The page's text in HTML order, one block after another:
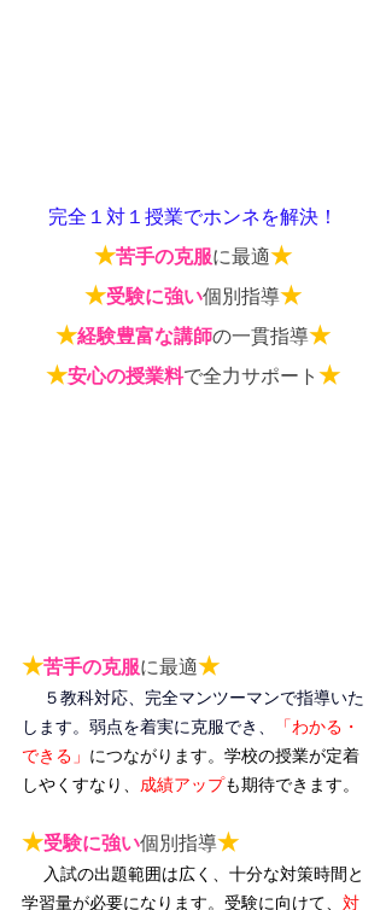
完全１対１授業でホンネを解決！
★苦手の克服に最適★
★受験に強い個別指導★
★経験豊富な講師の一貫指導★
★安心の授業料で全力サポート ★
★苦手の克服に最適★
５教科対応、完全マンツーマンで指導いた
します。弱点を着実に克服でき、
「わかる・
できる」 につながります。 学校の授業が定着
しやくすなり、 成績アップも期待できます。
★受験に強い個別指導★
入試の出題範囲は広く、十分な対策時間と
学習量が必要になります。受験に向けて、 対